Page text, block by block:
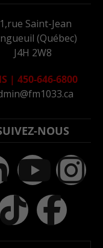
Saint-Jean
(Québec)
J4H 2W8
| 450-646-6800
NOUS